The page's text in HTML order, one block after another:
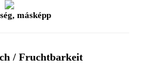
másképp
/ Fruchtbarkeit